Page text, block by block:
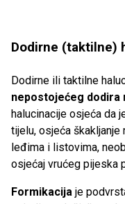
Dodirne (taktilne)
Dodirne ili taktilne
nepostojećeg dodira
halucinacije osjeća da
tijelu, osjeća škakljanje
leđima i listovima,
osjećaj vrućeg pijeska
Formikacija je